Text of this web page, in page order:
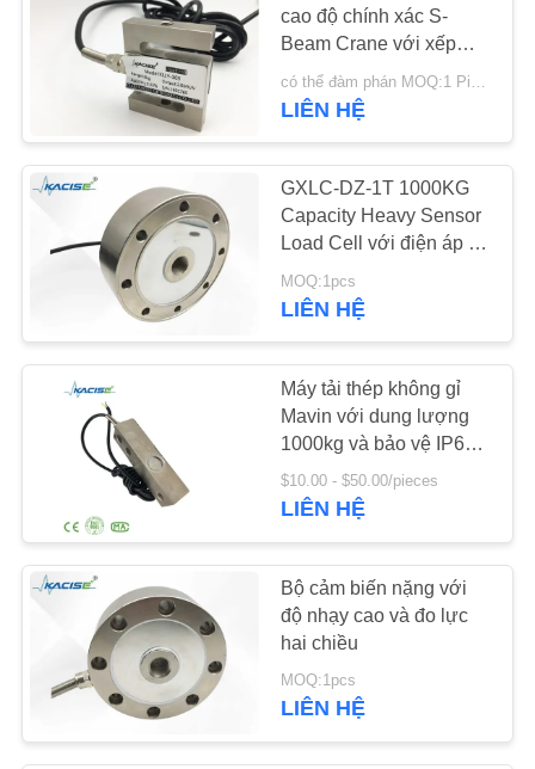
LƯỢNG
CHÚNG
TÔI
TẤT
TRƯỜNG
HỢP
CẦU
BÁO
GIÁ
Máy phát tín hiệu
radar
187
Cảm biến biến tần
siêu âm
Máy đo lưu lượng
siêu âm
135
cao độ chính xác S-
Beam Crane với xếp
hạng IP69 và cấu trúc
hợp kim nhôm
LIÊN HỆ
GXLC-DZ-1T 1000KG
Capacity Heavy Sensor
Load Cell với điện áp và
nén hai chiều và độ
chính xác toàn diện cao
MOQ:1pcs
LIÊN HỆ
Máy tải thép không gỉ
Mavin với dung lượng
1000kg và bảo vệ IP68
cho các hệ thống cân
công nghiệp
$10.00 - $50.00/pieces
LIÊN HỆ
Bộ cảm biến nặng với
độ nhạy cao và đo lực
hai chiều
MOQ:1pcs
LIÊN HỆ